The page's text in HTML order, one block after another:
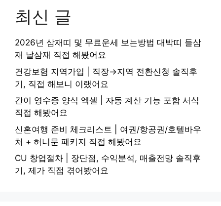
최신 글
2026년 삼재띠 및 무료운세 보는방법 대박띠 들삼
재 날삼재 직접 해봤어요
건강보험 지역가입 | 직장→지역 전환신청 솔직후
기, 직접 해보니 이랬어요
간이 영수증 양식 엑셀 | 자동 계산 기능 포함 서식
직접 해봤어요
신혼여행 준비 체크리스트 | 여권/항공권/호텔바우
처 + 허니문 패키지 직접 해봤어요
CU 창업절차 | 장단점, 수익분석, 매출전망 솔직후
기, 제가 직접 겪어봤어요